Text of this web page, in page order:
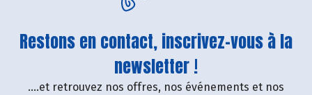
Restons en contact, inscrivez-vous à la
newsletter !
....et retrouvez nos offres, nos événements et nos